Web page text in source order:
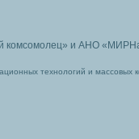
комсомолец» и АНО
технологий и массовых